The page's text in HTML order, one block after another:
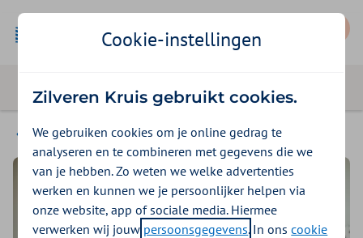
Seizoensklachten
Cookie-instellingen
Zilveren Kruis gebruikt cookies.
We gebruiken cookies om je online gedrag te
analyseren en te combineren met gegevens die we
van je hebben. Zo weten we welke advertenties
werken en kunnen we je persoonlijker helpen via
onze website, app of sociale media. Hiermee
verwerken wij jouw persoonsgegevens. In onscookie